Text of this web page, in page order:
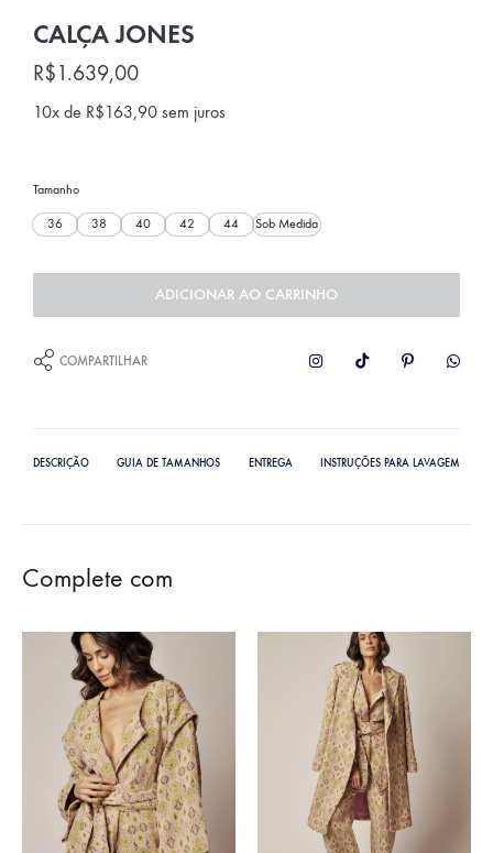
CALÇA JONES
R$1.639,00
10x de R$163,90 sem juros
Tamanho
36 38 40 42 44 Sob Medida
ADICIONAR AO CARRINHO
COMPARTILHAR
DESCRIÇÃO GUIA DE TAMANHOS ENTREGA INSTRUÇÕES PARA LAVAGEM
Complete com